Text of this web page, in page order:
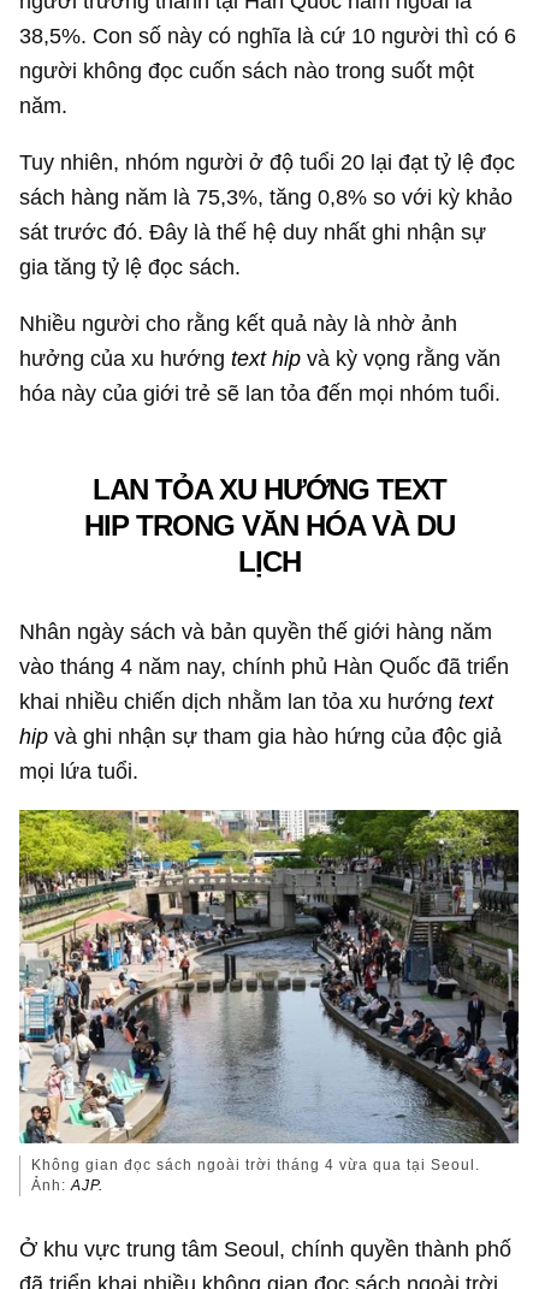
38,5%. Con số này có nghĩa là cứ 10 người thì có 6
người không đọc cuốn sách nào trong suốt một
năm.
Tuy nhiên, nhóm người ở độ tuổi 20 lại đạt tỷ lệ đọc
sách hàng năm là 75,3%, tăng 0,8% so với kỳ khảo
sát trước đó. Đây là thế hệ duy nhất ghi nhận sự
gia tăng tỷ lệ đọc sách.
Nhiều người cho rằng kết quả này là nhờ ảnh
hưởng của xu hướngtext hip và kỳ vọng rằng văn
hóa này của giới trẻ sẽ lan tỏa đến mọi nhóm tuổi.
LAN TỎA XU HƯỚNG TEXT
HIP TRONG VĂN HÓA VÀ DU
LỊCH
Nhân ngày sách và bản quyền thế giới hàng năm
vào tháng 4 năm nay, chính phủ Hàn Quốc đã triển
khai nhiều chiến dịch nhằm lan tỏa xu hướngtext
hip và ghi nhận sự tham gia hào hứng của độc giả
mọi lứa tuổi.
Không gian đọc sách ngoài trời tháng 4 vừa qua tại Seoul.
Ảnh:AJP.
Ở khu vực trung tâm Seoul, chính quyền thành phố
đã triển khai nhiều không gian đọc sách ngoài trời,